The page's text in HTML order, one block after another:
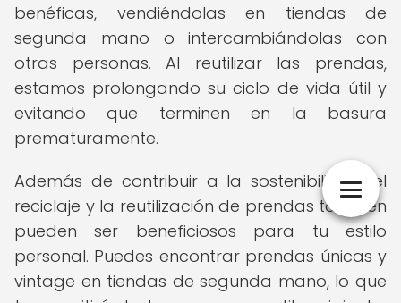
benéficas, vendiéndolas en tiendas de
segunda mano o intercambiándolas con
otras personas. Al reutilizar las prendas,
estamos prolongando su ciclo de vida útil y
evitando que terminen en la basura
prematuramente.
Además de contribuir a la sostenibilidad, el
reciclaje y la reutilización de prendas también
pueden ser beneficiosos para tu estilo
personal. Puedes encontrar prendas únicas y
vintage en tiendas de segunda mano, lo que